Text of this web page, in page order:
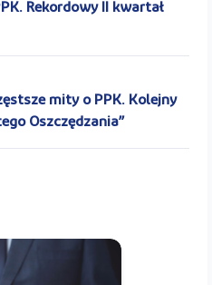
Rekordowy II kwartał
mity o PPK. Kolejny
Oszczędzania”